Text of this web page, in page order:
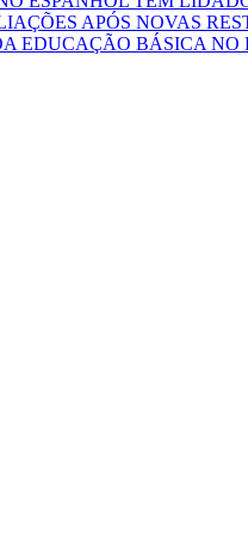
APÓS NOVAS
EDUCAÇÃO BÁSICA NO